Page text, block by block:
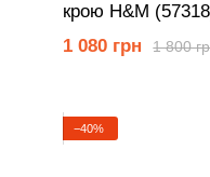
крою Н&М
1 800
1 080 грн
−40%